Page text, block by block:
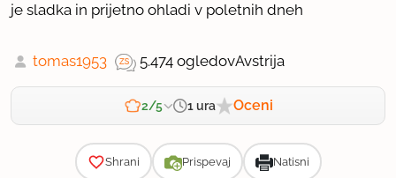
je sladka in prijetno ohladi v poletnih dneh
tomas1953 5.474 ogledovAvstrija
2/5 1 ura Oceni
Shrani Prispevaj Natisni